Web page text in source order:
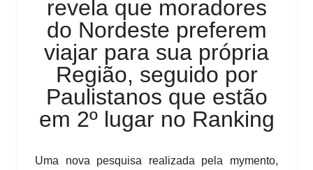
revela que moradores
do Nordeste preferem
viajar para sua própria
Região, seguido por
Paulistanos que estão
em 2º lugar no Ranking
Uma nova pesquisa realizada pela mymento,